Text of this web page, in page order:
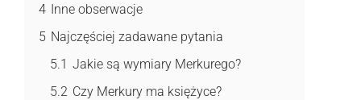
4 Inne obserwacje
5 Najczęściej zadawane pytania
5.1 Jakie są wymiary Merkurego?
5.2 Czy Merkury ma księżyce?